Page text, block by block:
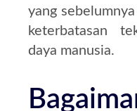
yang
keterbatasan
daya manusia.